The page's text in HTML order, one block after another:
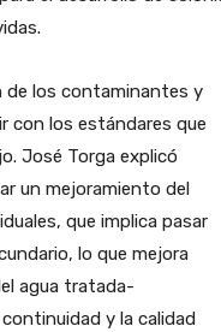
de los contaminantes y
con los estándares que
José Torga explicó
un mejoramiento del
que implica pasar
lo que mejora
agua tratada-
y la calidad